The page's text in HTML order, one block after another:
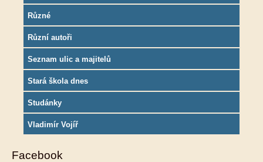
Různé
Různí autoři
Seznam ulic a majitelů
Stará škola dnes
Studánky
Vladimír Vojíř
Facebook